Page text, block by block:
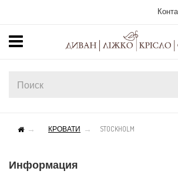
КРОВАТИ STOCKHOLM
Информация